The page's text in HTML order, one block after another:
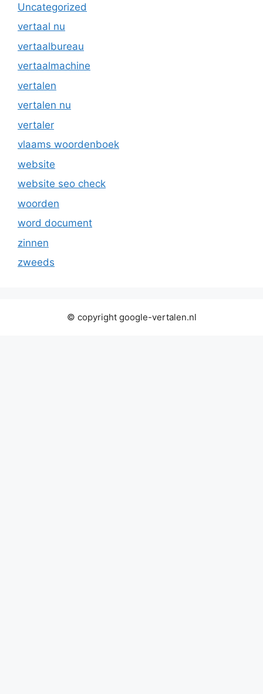
Uncategorized
vertaal nu
vertaalbureau
vertaalmachine
vertalen
vertalen nu
vertaler
vlaams woordenboek
website
website seo check
woorden
word document
zinnen
zweeds
© copyright google-vertalen.nl